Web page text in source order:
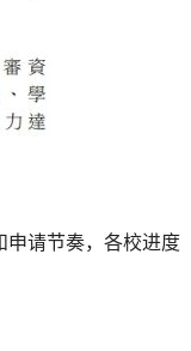
申请节奏，各校进度